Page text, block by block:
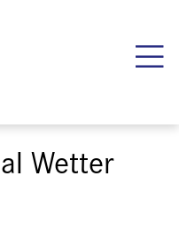
Wetter